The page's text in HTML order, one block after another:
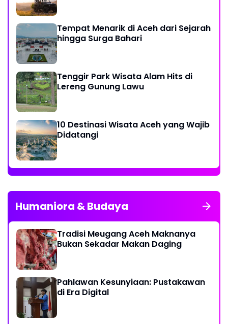
Tempat Menarik di Aceh dari Sejarah
hingga Surga Bahari
Tenggir Park Wisata Alam Hits di
Lereng Gunung Lawu
10 Destinasi Wisata Aceh yang Wajib
Didatangi
Humaniora & Budaya
Tradisi Meugang Aceh Maknanya
Bukan Sekadar Makan Daging
Pahlawan Kesunyiaan: Pustakawan
di Era Digital